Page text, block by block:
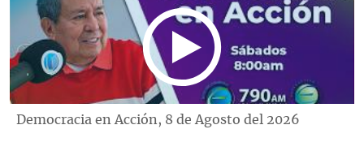
Democracia en Acción, 8 de Agosto del 2026